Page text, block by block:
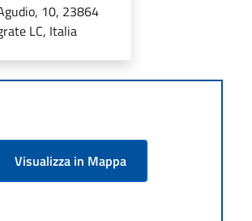
10, 23864
LC, Italia
Visualizza in Mappa